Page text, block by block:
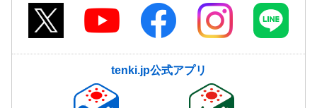
tenki.jp公式アプリ